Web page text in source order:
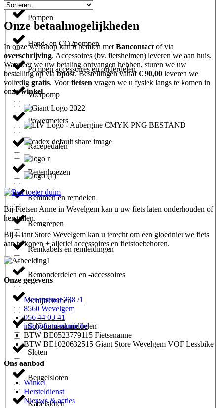
Pompen
Hand- en CO2pompen
Pompen accessoires en onderdelen
Voetpomp
Powermeters
Racepedalen
Regenhoezen
Remmen en remdelen
Remgrepen
Remkabels en remleidingen
Remonderdelen en -accessoires
Schijfremmen
Schoonmaakmiddelen
Sloten
Beugelsloten
Kabelsloten
Onze betaalmogelijkheden
In onze webshop kan u betalen met Bancontact of via
overschrijving. Accessoires (bv. fietshelmen) leveren we aan huis.
Wanneer we uw betaling ontvangen hebben, sturen we uw
bestelling op viabpost. Bestellingen vanaf€ 90,00 leveren we
volledig gratis. Voorfietsen vragen we u fysiek langs te komen in
onzewinkel.
Bij Fietsen Anne in Wevelgem kan u uw fiets laten onderhouden of
herstellen.
Bij Giant Store Wevelgem kan u terecht om een gloednieuwe fiets
aan te kopen + allerlei accessoires en fietstoebehoren.
Onze gegevens
Menenstraat 238 /1
8560 Wevelgem
056 44 03 41
info@fietsenanne.be
BTW BE0523779115 Fietsenanne
BTW BE1020632515 Giant Store Wevelgem VOF Lessbike
Ons aanbod
Winkel
Hersteldienst
Nieuws & acties